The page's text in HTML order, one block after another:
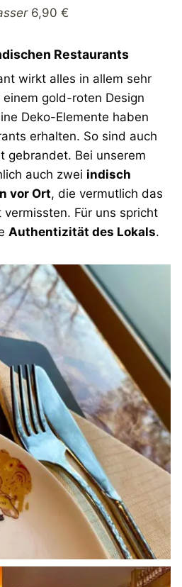
6,90 €
Restaurants
wirkt alles in allem sehr
einem gold-roten Design
Deko-Elemente haben
erhalten. So sind auch
gebrandet. Bei unserem
auch zwei indisch
vor Ort, die vermutlich das
vermissten. Für uns spricht
Authentizität des Lokals.